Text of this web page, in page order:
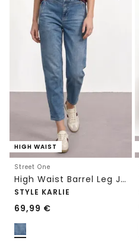
HIGH WAIST
Street One
High Waist Barrel Leg Jeans im Loose Fit
STYLE KARLIE
69,99 €